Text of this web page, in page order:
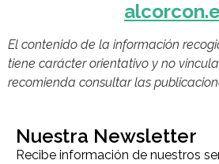
El contenido de la información
tiene carácter orientativo y no
recomienda consultar las
Nuestra Newsletter
Recibe información de nuestros